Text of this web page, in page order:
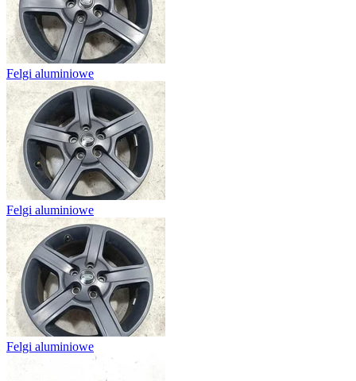
Felgi aluminiowe
Felgi aluminiowe
Felgi aluminiowe